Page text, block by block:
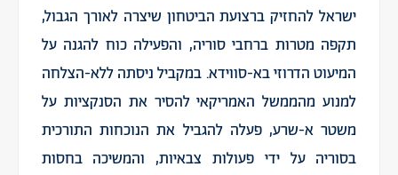
ישראל להחזיק ברצועת הביטחון שיצרה לאורך הגבול,
תקפה מטרות ברחבי סוריה, והפעילה כוח להגנה על
המיעוט הדרוזי בא-סווידא. במקביל ניסתה ללא-הצלחה
למנוע מהממשל האמריקאי להסיר את הסנקציות על
משטר א-שרע, פעלה להגביל את הנוכחות התורכית
בסוריה על ידי פעולות צבאיות, והמשיכה בחסות